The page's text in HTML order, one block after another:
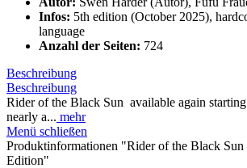
Infos: 5th edition (October 2025),
language
Anzahl der Seiten: 724
Beschreibung
Beschreibung
Rider of the Black Sun available again
nearly a... mehr
Menü schließen
Produktinformationen "Rider of the Black
Edition"